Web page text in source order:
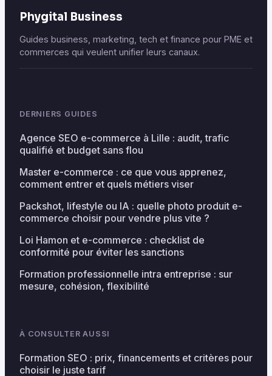
Phygital Business
Guides business, marketing, tech et finance pour PME et
commerces qui veulent unifier leurs canaux.
DERNIERS GUIDES
Agence SEO e-commerce à Lille : audit, trafic
qualifié et budget sans flou
Master e-commerce : ce que vous apprenez,
comment entrer et quels métiers viser
Packshot, lifestyle ou IA : quelle photo produit e-
commerce choisir pour vendre plus vite ?
Loi Hamon et e-commerce : checklist de
conformité pour éviter les sanctions
Formation professionnelle intra entreprise : sur
mesure, cohésion, flexibilité
À CONSULTER AUSSI
Formation SEO : prix, financements et critères pour
choisir le juste tarif